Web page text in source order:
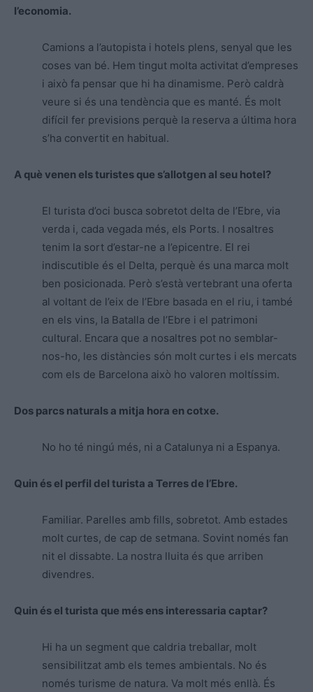
l’economia.
Camions a l’autopista i hotels plens, senyal que les
coses van bé. Hem tingut molta activitat d’empreses
i això fa pensar que hi ha dinamisme. Però caldrà
veure si és una tendència que es manté. És molt
difícil fer previsions perquè la reserva a última hora
s’ha convertit en habitual.
A què venen els turistes que s’allotgen al seu hotel?
El turista d’oci busca sobretot delta de l’Ebre, via
verda i, cada vegada més, els Ports. I nosaltres
tenim la sort d’estar-ne a l’epicentre. El rei
indiscutible és el Delta, perquè és una marca molt
ben posicionada. Però s’està vertebrant una oferta
al voltant de l’eix de l’Ebre basada en el riu, i també
en els vins, la Batalla de l’Ebre i el patrimoni
cultural. Encara que a nosaltres pot no semblar-
nos-ho, les distàncies són molt curtes i els mercats
com els de Barcelona això ho valoren moltíssim.
Dos parcs naturals a mitja hora en cotxe.
No ho té ningú més, ni a Catalunya ni a Espanya.
Quin és el perfil del turista a Terres de l’Ebre.
Familiar. Parelles amb fills, sobretot. Amb estades
molt curtes, de cap de setmana. Sovint només fan
nit el dissabte. La nostra lluita és que arriben
divendres.
Quin és el turista que més ens interessaria captar?
Hi ha un segment que caldria treballar, molt
sensibilitzat amb els temes ambientals. No és
només turisme de natura. Va molt més enllà. És